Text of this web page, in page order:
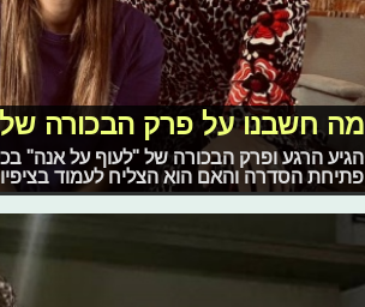
מה חשבנו על פרק הבכורה
הגיע הרגע ופרק הבכורה של "לעוף על אנה"
פתיחת הסדרה והאם הוא הצליח לעמוד